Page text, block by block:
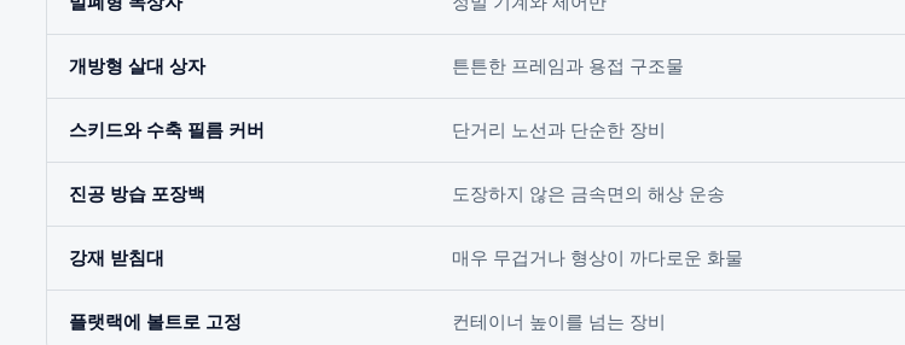
개방형 살대 상자 튼튼한 프레임과 용접 구조물
스키드와 수축 필름 커버 단거리 노선과 단순한 장비
진공 방습 포장백 도장하지 않은 금속면의 해상 운송
강재 받침대 매우 무겁거나 형상이 까다로운 화물
플랫랙에 볼트로 고정 컨테이너 높이를 넘는 장비